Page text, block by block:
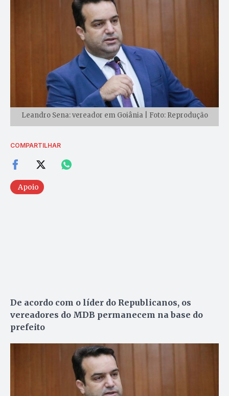
Leandro Sena: vereador em Goiânia | Foto: Reprodução
COMPARTILHAR
Apoio
De acordo com o líder do Republicanos, os
vereadores do MDB permanecem na base do
prefeito